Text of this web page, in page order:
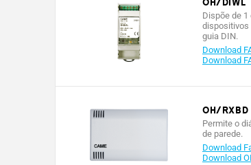
Dispõe de
dispositivos
guia DIN.
Download
Download
OH/RXBD
Permite o
de parede.
Download
Download